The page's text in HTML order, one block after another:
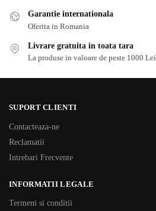
Garantie internationala
Oferita in Romania
Livrare gratuita in toata tara
La produse in valoare de peste 1000 Lei
SUPORT CLIENTI
Contacteaza-ne
Reclamatii
Intrebari Frecvente
INFORMATII LEGALE
Termeni si conditii